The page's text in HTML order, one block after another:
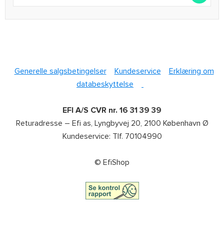
Generelle salgsbetingelser Kundeservice
Erklæring om
databeskyttelse
EFI A/S CVR nr. 16 31 39 39
Returadresse – Efi as, Lyngbyvej 20, 2100 København Ø
Kundeservice: Tlf. 70104990
© EfiShop